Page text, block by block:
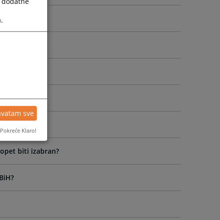
biti izabran?
sve
Pokreće Klaro!